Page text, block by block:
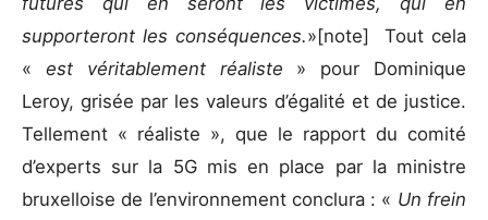
supporteront les conséquences.»[note] Tout cela
« est véritablement réaliste » pour Dominique
Leroy, grisée par les valeurs d’égalité et de justice.
Tellement « réaliste », que le rapport du comité
d’experts sur la 5G mis en place par la ministre
bruxelloise de l’environnement conclura : « Un frein